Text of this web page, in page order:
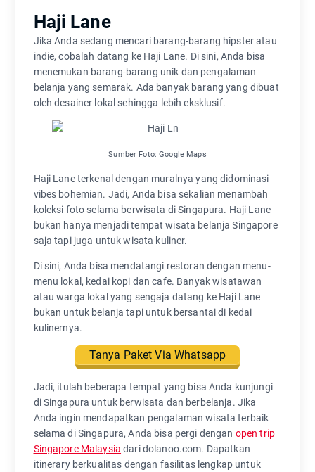
Haji Lane
Jika Anda sedang mencari barang-barang hipster atau
indie, cobalah datang ke Haji Lane. Di sini, Anda bisa
menemukan barang-barang unik dan pengalaman
belanja yang semarak. Ada banyak barang yang dibuat
oleh desainer lokal sehingga lebih eksklusif.
Sumber Foto: Google Maps
Haji Lane terkenal dengan muralnya yang didominasi
vibes bohemian. Jadi, Anda bisa sekalian menambah
koleksi foto selama berwisata di Singapura. Haji Lane
bukan hanya menjadi tempat wisata belanja Singapore
saja tapi juga untuk wisata kuliner.
Di sini, Anda bisa mendatangi restoran dengan menu-
menu lokal, kedai kopi dan cafe. Banyak wisatawan
atau warga lokal yang sengaja datang ke Haji Lane
bukan untuk belanja tapi untuk bersantai di kedai
kulinernya.
Tanya Paket Via Whatsapp
Jadi, itulah beberapa tempat yang bisa Anda kunjungi
di Singapura untuk berwisata dan berbelanja. Jika
Anda ingin mendapatkan pengalaman wisata terbaik
selama di Singapura, Anda bisa pergi dengan open trip
Singapore Malaysia dari dolanoo.com. Dapatkan
itinerary berkualitas dengan fasilitas lengkap untuk